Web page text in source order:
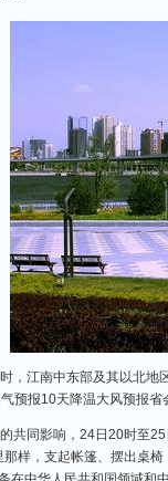
，江南中东部及其以北
预报10天降温大风预报省
的共同影响，24日20时至
样，支起帐篷、摆出桌